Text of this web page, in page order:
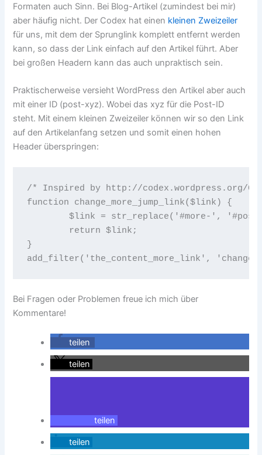
Formaten auch Sinn. Bei Blog-Artikel (zumindest bei mir)
aber häufig nicht. Der Codex hat einen kleinen Zweizeiler
für uns, mit dem der Sprunglink komplett entfernt werden
kann, so dass der Link einfach auf den Artikel führt. Aber
bei großen Headern kann das auch unpraktisch sein.
Praktischerweise versieht WordPress den Artikel aber auch
mit einer ID (post-xyz). Wobei das xyz für die Post-ID
steht. Mit einem kleinen Zweizeiler können wir so den Link
auf den Artikelanfang setzen und somit einen hohen
Header überspringen:
/* Inspired by http://codex.wordpress.org/
function change_more_jump_link($link) {
}
add_filter('the_content_more_link',
Bei Fragen oder Problemen freue ich mich über
Kommentare!
teilen
teilen
teilen
teilen